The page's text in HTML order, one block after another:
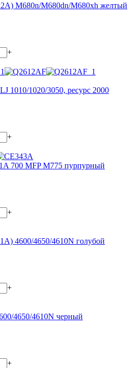
M680n/M680dn/M680xh желтый
+
1010/1020/3050, ресурс 2000
+
700 MFP M775 пурпурный
+
4600/4650/4610N голубой
+
4650/4610N черный
+